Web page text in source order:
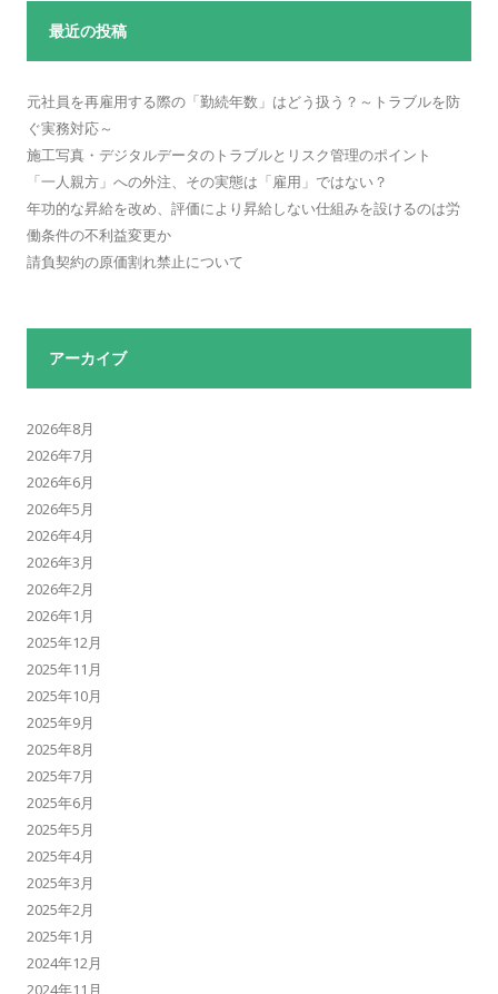
最近の投稿
元社員を再雇用する際の「勤続年数」はどう扱う？～トラブルを防
ぐ実務対応～
施工写真・デジタルデータのトラブルとリスク管理のポイント
「一人親方」への外注、その実態は「雇用」ではない？
年功的な昇給を改め、評価により昇給しない仕組みを設けるのは労
働条件の不利益変更か
請負契約の原価割れ禁止について
アーカイブ
2026年8月
2026年7月
2026年6月
2026年5月
2026年4月
2026年3月
2026年2月
2026年1月
2025年12月
2025年11月
2025年10月
2025年9月
2025年8月
2025年7月
2025年6月
2025年5月
2025年4月
2025年3月
2025年2月
2025年1月
2024年12月
2024年11月